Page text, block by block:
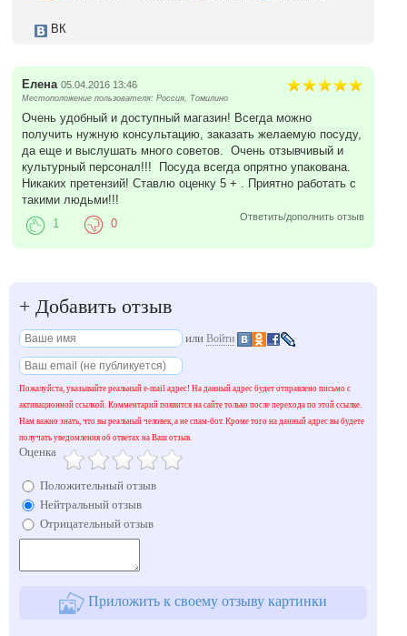
ВК
Елена 05.04.2016 13:46
Местоположение пользователя: Россия, Томилино
Очень удобный и доступный магазин! Всегда можно
получить нужную консультацию, заказать желаемую посуду,
да еще и выслушать много советов. Очень отзывчивый и
культурный персонал!!! Посуда всегда опрятно упакована.
Никаких претензий! Ставлю оценку 5 + . Приятно работать с
такими людьми!!!
Ответить/дополнить отзыв
1 0
+ Добавить отзыв
или Войти
Пожалуйста, указывайте реальный e-mail адрес! На данный адрес будет отправлено письмо с
активационной ссылкой. Комментарий появится на сайте только после перехода по этой ссылке.
Нам важно знать, что вы реальный человек, а не спам-бот. Кроме того на данный адрес вы будете
получать уведомления об ответах на Ваш отзыв.
Оценка
Положительный отзыв
Нейтральный отзыв
Отрицательный отзыв
Приложить к своему отзыву картинки